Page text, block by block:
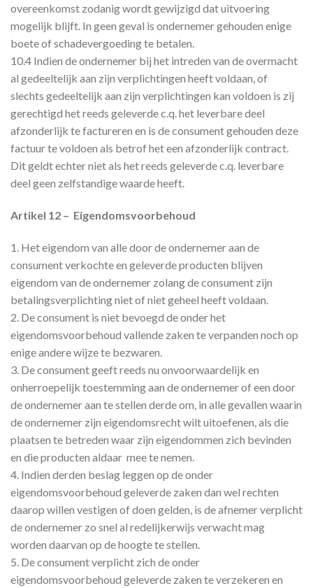
overeenkomst zodanig wordt gewijzigd dat uitvoering
mogelijk blijft. In geen geval is ondernemer gehouden enige
boete of schadevergoeding te betalen.
10.4 Indien de ondernemer bij het intreden van de overmacht
al gedeeltelijk aan zijn verplichtingen heeft voldaan, of
slechts gedeeltelijk aan zijn verplichtingen kan voldoen is zij
gerechtigd het reeds geleverde c.q. het leverbare deel
afzonderlijk te factureren en is de consument gehouden deze
factuur te voldoen als betrof het een afzonderlijk contract.
Dit geldt echter niet als het reeds geleverde c.q. leverbare
deel geen zelfstandige waarde heeft.
Artikel 12 – Eigendomsvoorbehoud
1. Het eigendom van alle door de ondernemer aan de
consument verkochte en geleverde producten blijven
eigendom van de ondernemer zolang de consument zijn
betalingsverplichting niet of niet geheel heeft voldaan.
2. De consument is niet bevoegd de onder het
eigendomsvoorbehoud vallende zaken te verpanden noch op
enige andere wijze te bezwaren.
3. De consument geeft reeds nu onvoorwaardelijk en
onherroepelijk toestemming aan de ondernemer of een door
de ondernemer aan te stellen derde om, in alle gevallen waarin
de ondernemer zijn eigendomsrecht wilt uitoefenen, als die
plaatsen te betreden waar zijn eigendommen zich bevinden
en die producten aldaar mee te nemen.
4. Indien derden beslag leggen op de onder
eigendomsvoorbehoud geleverde zaken dan wel rechten
daarop willen vestigen of doen gelden, is de afnemer verplicht
de ondernemer zo snel al redelijkerwijs verwacht mag
worden daarvan op de hoogte te stellen.
5. De consument verplicht zich de onder
eigendomsvoorbehoud geleverde zaken te verzekeren en